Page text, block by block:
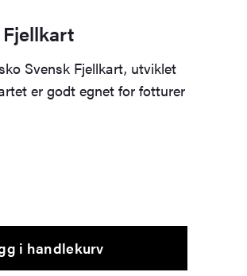
Svensk Fjellkart, utviklet
er godt egnet for fotturer
i handlekurv